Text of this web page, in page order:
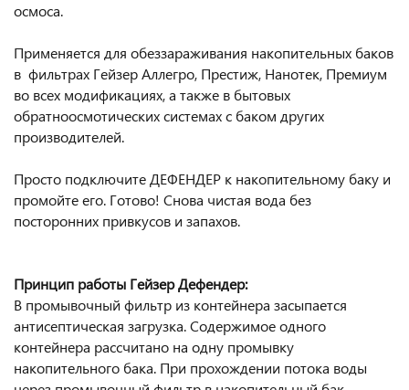
осмоса.
Применяется для обеззараживания накопительных баков
в фильтрах Гейзер Аллегро, Престиж, Нанотек, Премиум
во всех модификациях, а также в бытовых
обратноосмотических системах с баком других
производителей.
Просто подключите ДЕФЕНДЕР к накопительному баку и
промойте его. Готово! Снова чистая вода без
посторонних привкусов и запахов.
Принцип работы Гейзер Дефендер:
B промывочный фильтр из контейнера засыпается
антисептическая загрузка. Содержимое одного
контейнера рассчитано на одну промывку
накопительного бака. При прохождении потока воды